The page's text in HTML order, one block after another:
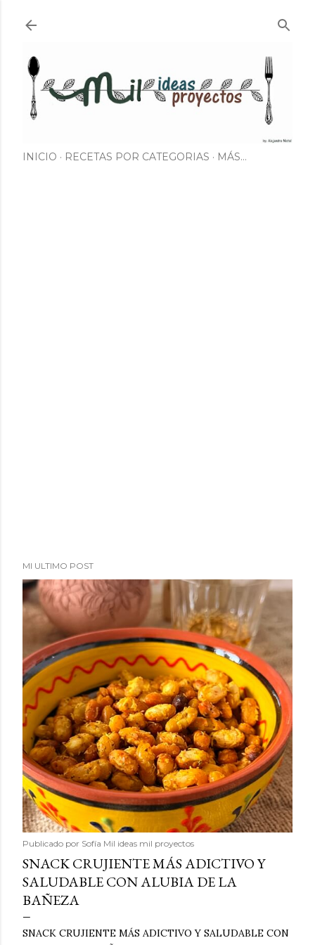
INICIO RECETAS POR CATEGORIAS MÁS…
MI ULTIMO POST
Publicado por Sofía Mil ideas mil proyectos
SNACK CRUJIENTE MÁS ADICTIVO Y
SALUDABLE CON ALUBIA DE LA
BAÑEZA
SNACK CRUJIENTE MÁS ADICTIVO Y SALUDABLE CON